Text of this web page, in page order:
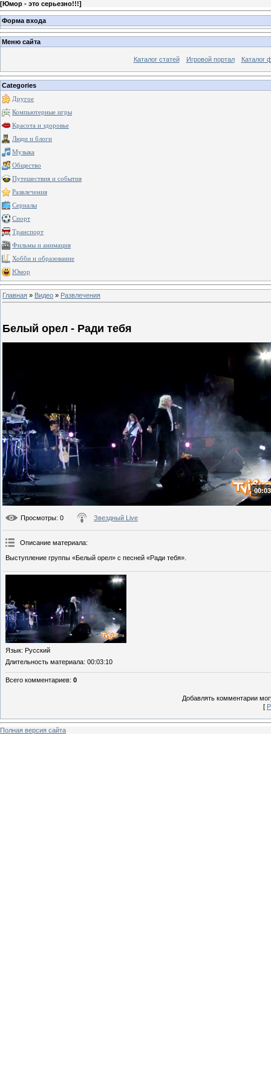
[Юмор - это серьезно!!!]
Форма входа
Меню сайта
Каталог статей Игровой портал Каталог
Categories
Другое
Компьютерные игры
Красота и здоровье
Люди и блоги
Музыка
Общество
Путешествия и события
Развлечения
Сериалы
Спорт
Транспорт
Фильмы и анимация
Хобби и образование
Юмор
Главная » Видео » Развлечения
Белый орел - Ради тебя
Просмотры: 0 Звездный Live
Описание материала:
Выступление группы «Белый орел» с песней «Ради тебя».
Язык: Русский
Длительность материала: 00:03:10
Всего комментариев: 0
Добавлять комментарии
[
Полная версия сайта